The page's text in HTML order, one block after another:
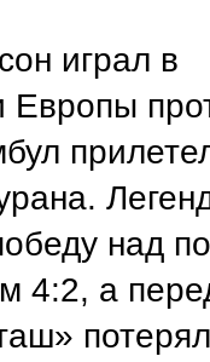
играл в
Европы
над
4:2, а